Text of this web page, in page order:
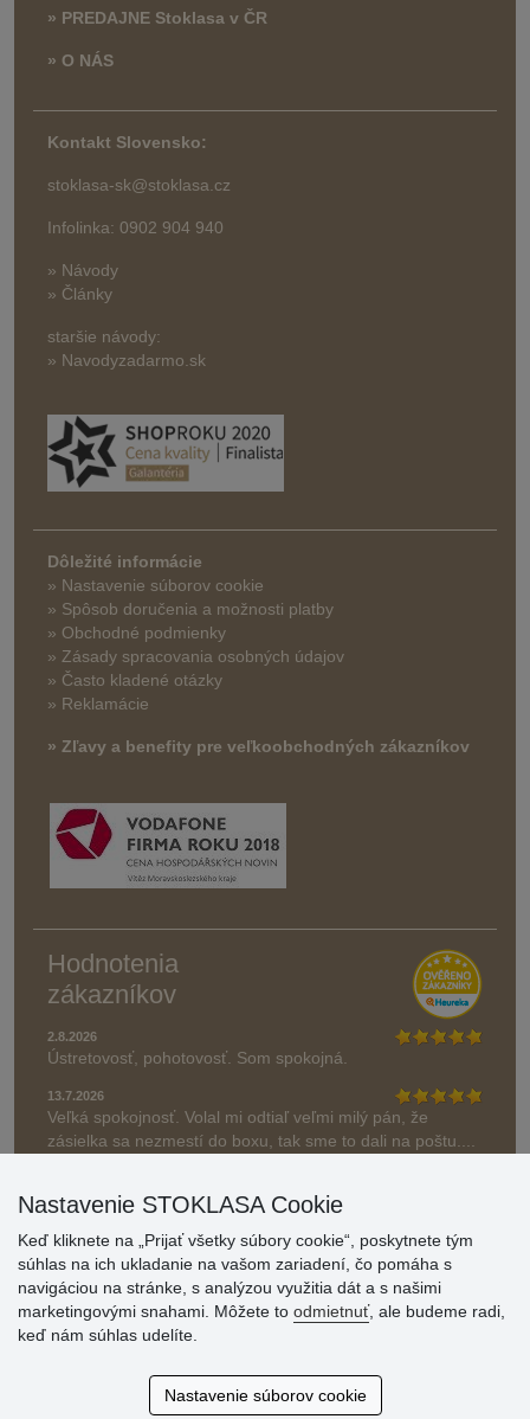
» PREDAJNE Stoklasa v ČR
» O NÁS
Kontakt Slovensko:
stoklasa-sk@stoklasa.cz
Infolinka: 0902 904 940
» Návody
» Články
staršie návody:
» Navodyzadarmo.sk
Dôležité informácie
» Nastavenie súborov cookie
» Spôsob doručenia a možnosti platby
» Obchodné podmienky
» Zásady spracovania osobných údajov
» Často kladené otázky
» Reklamácie
» Zľavy a benefity pre veľkoobchodných zákazníkov
Hodnotenia
zákazníkov
2.8.2026
Ústretovosť, pohotovosť. Som spokojná.
13.7.2026
Veľká spokojnosť. Volal mi odtiaľ veľmi milý pán, že
zásielka sa nezmestí do boxu, tak sme to dali na poštu....
» Aktuálne 6948 recenzií
Nastavenie STOKLASA Cookie
Keď kliknete na „Prijať všetky súbory cookie“, poskytnete tým
súhlas na ich ukladanie na vašom zariadení, čo pomáha s
navigáciou na stránke, s analýzou využitia dát a s našimi
marketingovými snahami. Môžete to odmietnuť, ale budeme radi,
keď nám súhlas udelíte.
Nastavenie súborov cookie